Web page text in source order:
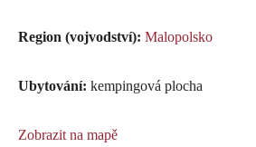
Region (vojvodství): Malopolsko
Ubytování: kempingová plocha
Zobrazit na mapě